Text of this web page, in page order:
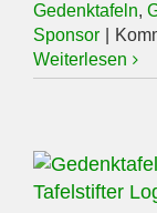
Gedenktafeln,
Sponsor
Weiterlesen